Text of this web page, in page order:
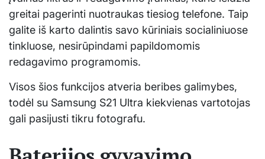
greitai pagerinti nuotraukas tiesiog telefone. Taip
galite iš karto dalintis savo kūriniais socialiniuose
tinkluose, nesirūpindami papildomomis
redagavimo programomis.
Visos šios funkcijos atveria beribes galimybes,
todėl su Samsung S21 Ultra kiekvienas vartotojas
gali pasijusti tikru fotografu.